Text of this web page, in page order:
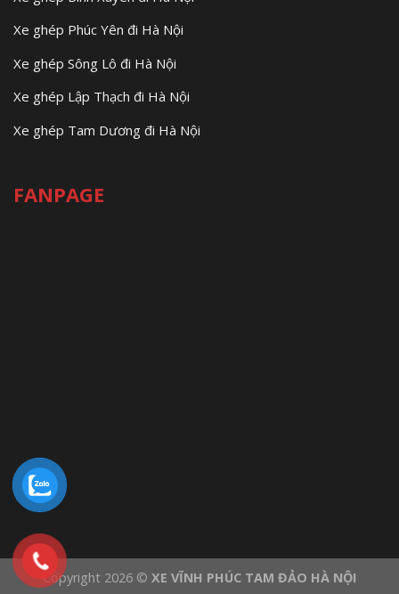
Xe ghép Phúc Yên đi Hà Nội
Xe ghép Sông Lô đi Hà Nội
Xe ghép Lập Thạch đi Hà Nội
Xe ghép Tam Dương đi Hà Nội
FANPAGE
Copyright 2026 © XE VĨNH PHÚC TAM ĐẢO HÀ NỘI